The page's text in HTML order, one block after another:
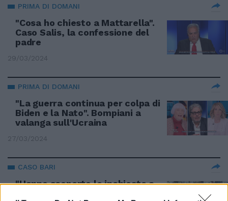
PRIMA DI DOMANI
"Cosa ho chiesto a Mattarella".
Caso Salis, la confessione del
padre
29/03/2024
PRIMA DI DOMANI
"La guerra continua per colpa di
Biden e la Nato". Bompiani a
valanga sull'Ucraina
27/03/2024
CASO BARI
"Hanno scoperto le inchieste a